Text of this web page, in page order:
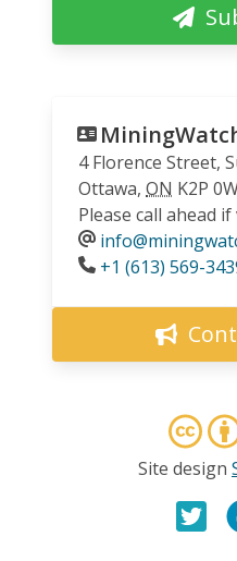
4 Florence Street,
Ottawa, ON K2P
Please call ahead
Phone
+1 (613) 569-
Site design